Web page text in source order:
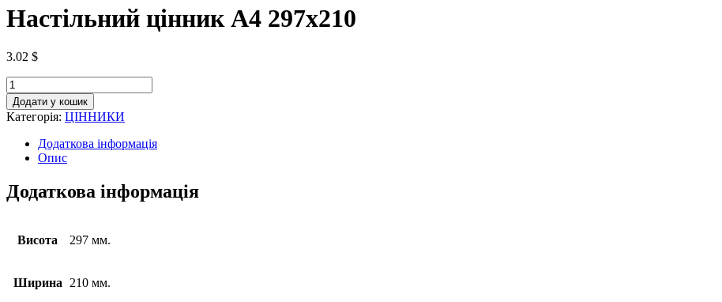
Настільний цінник А4 297х210
3.02 $
Додати у кошик
Категорія: ЦІННИКИ
Додаткова інформація
Опис
Додаткова інформація
Висота 297 мм.
Ширина 210 мм.